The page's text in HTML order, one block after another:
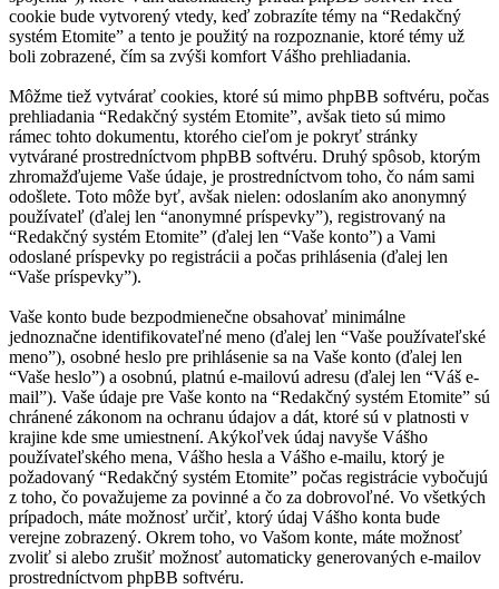
cookie bude vytvorený vtedy, keď zobrazíte témy na “Redakčný
systém Etomite” a tento je použitý na rozpoznanie, ktoré témy už
boli zobrazené, čím sa zvýši komfort Vášho prehliadania.
Môžme tiež vytvárať cookies, ktoré sú mimo phpBB softvéru, počas
prehliadania “Redakčný systém Etomite”, avšak tieto sú mimo
rámec tohto dokumentu, ktorého cieľom je pokryť stránky
vytvárané prostredníctvom phpBB softvéru. Druhý spôsob, ktorým
zhromažďujeme Vaše údaje, je prostredníctvom toho, čo nám sami
odošlete. Toto môže byť, avšak nielen: odoslaním ako anonymný
používateľ (ďalej len “anonymné príspevky”), registrovaný na
“Redakčný systém Etomite” (ďalej len “Vaše konto”) a Vami
odoslané príspevky po registrácii a počas prihlásenia (ďalej len
“Vaše príspevky”).
Vaše konto bude bezpodmienečne obsahovať minimálne
jednoznačne identifikovateľné meno (ďalej len “Vaše používateľské
meno”), osobné heslo pre prihlásenie sa na Vaše konto (ďalej len
“Vaše heslo”) a osobnú, platnú e-mailovú adresu (ďalej len “Váš e-
mail”). Vaše údaje pre Vaše konto na “Redakčný systém Etomite” sú
chránené zákonom na ochranu údajov a dát, ktoré sú v platnosti v
krajine kde sme umiestnení. Akýkoľvek údaj navyše Vášho
používateľského mena, Vášho hesla a Vášho e-mailu, ktorý je
požadovaný “Redakčný systém Etomite” počas registrácie vybočujú
z toho, čo považujeme za povinné a čo za dobrovoľné. Vo všetkých
prípadoch, máte možnosť určiť, ktorý údaj Vášho konta bude
verejne zobrazený. Okrem toho, vo Vašom konte, máte možnosť
zvoliť si alebo zrušiť možnosť automaticky generovaných e-mailov
prostredníctvom phpBB softvéru.